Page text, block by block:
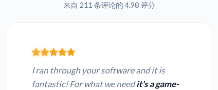
来自 211 条评论的 4.98 评分
I ran through your software and it is
fantastic! For what we needit's a game-